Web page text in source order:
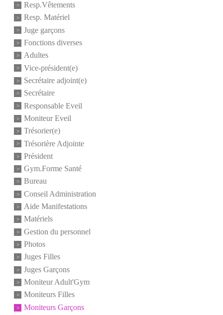
Resp.Vêtements
Resp. Matériel
Juge garçons
Fonctions diverses
Adultes
Vice-président(e)
Secrétaire adjoint(e)
Secrétaire
Responsable Eveil
Moniteur Eveil
Trésorier(e)
Trésorière Adjointe
Président
Gym.Forme Santé
Bureau
Conseil Administration
Aide Manifestations
Matériels
Gestion du personnel
Photos
Juges Filles
Juges Garçons
Moniteur Adult'Gym
Moniteurs Filles
Moniteurs Garçons